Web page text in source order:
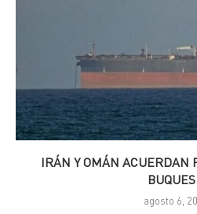
IRÁN Y OMÁN ACUERDAN
agosto 6,